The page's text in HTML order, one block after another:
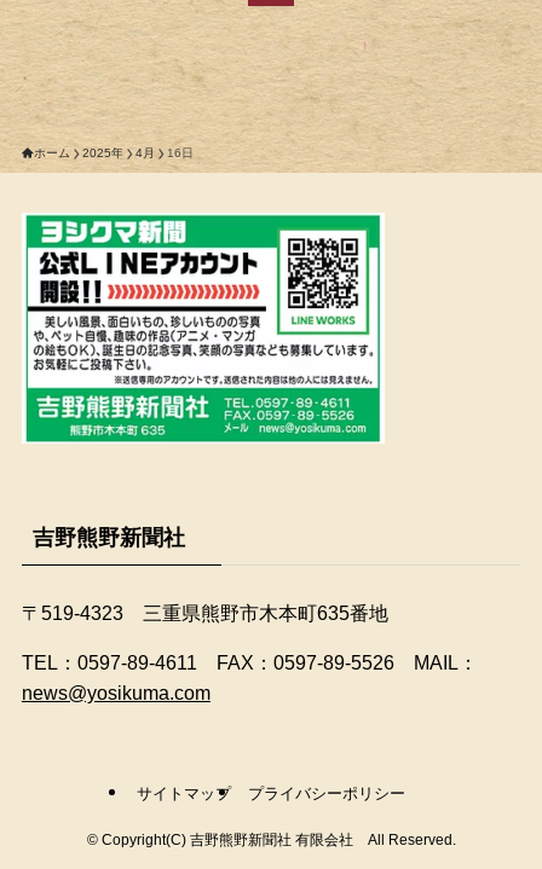
ホーム 2025年 4月 16日
吉野熊野新聞社
〒519-4323 三重県熊野市木本町635番地
​TEL：0597-89-4611 FAX：0597-89-5526 MAIL：
news@yosikuma.com
サイトマップ プライバシーポリシー
©Copyright(C) 吉野熊野新聞社 有限会社 All Reserved.